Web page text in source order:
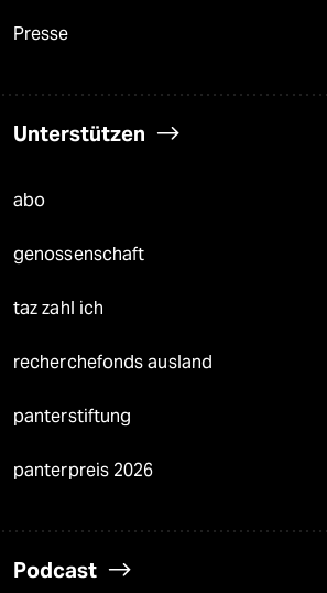
Presse
Unterstützen
abo
genossenschaft
taz zahl ich
recherchefonds ausland
panterstiftung
panterpreis 2026
Podcast